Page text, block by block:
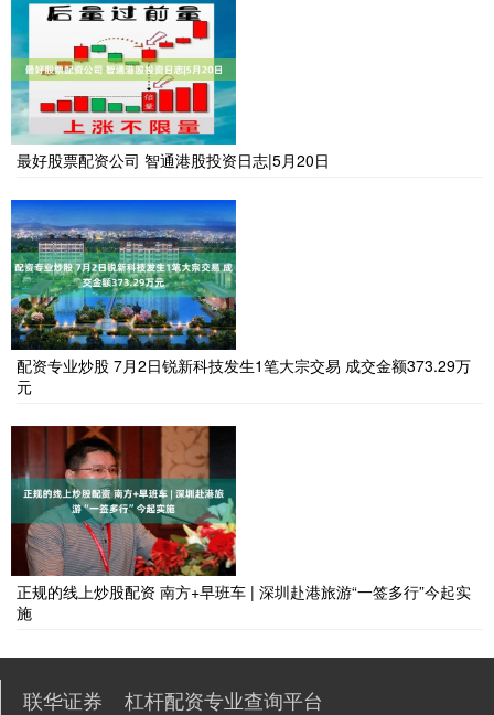
最好股票配资公司 智通港股投资日志|5月20日
配资专业炒股 7月2日锐新科技发生1笔大宗交易 成交金额373.29万
元
正规的线上炒股配资 南方+早班车 | 深圳赴港旅游“一签多行”今起实
施
联华证券 杠杆配资专业查询平台